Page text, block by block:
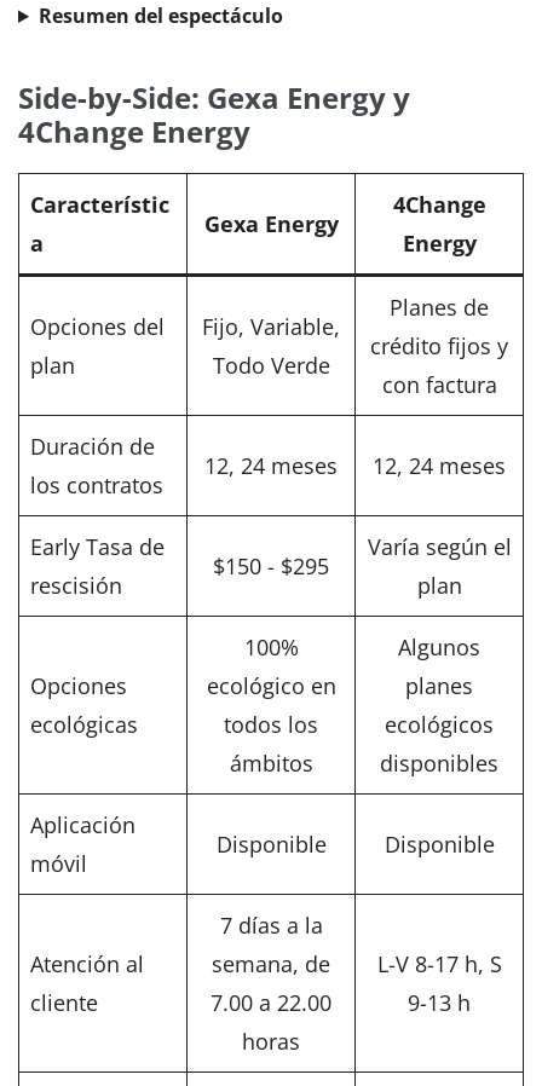
Resumen del espectáculo
Side-by-Side: Gexa Energy y
4Change Energy
Característic
a
Gexa Energy
4Change
Energy
Opciones del
plan
Fijo, Variable,
Todo Verde
Planes de
crédito fijos y
con factura
Duración de
los contratos
12, 24 meses 12, 24 meses
Early Tasa de
rescisión
$150 - $295
Varía según el
plan
Opciones
ecológicas
100%
ecológico en
todos los
ámbitos
Algunos
planes
ecológicos
disponibles
Aplicación
móvil
Disponible Disponible
Atención al
cliente
7 días a la
semana, de
7.00 a 22.00
horas
L-V 8-17 h, S
9-13 h